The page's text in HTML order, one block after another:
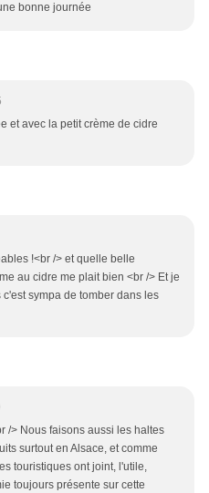
bonne journée
et avec la petit crème de cidre
!<br /> et quelle belle
au cidre me plait bien <br /> Et je
sympa de tomber dans les
/> Nous faisons aussi les haltes
surtout en Alsace, et comme
touristiques ont joint, l'utile,
toujours présente sur cette